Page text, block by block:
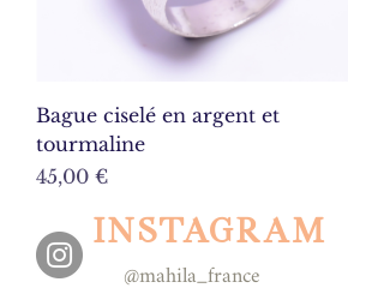
Bague ciselé en argent et
tourmaline
Prix
45,00 €
INSTAGRAM
@mahila_france